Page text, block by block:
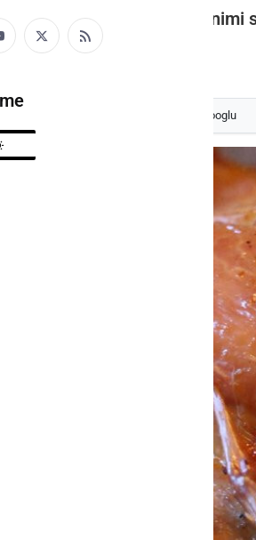
piščančji zrezki z
torek, 19. marec 2019 ob 20:09
kot svoj prednostni vir na Googlu